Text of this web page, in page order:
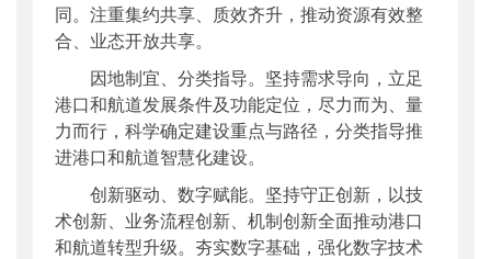
同。注重集约共享、质效齐升，推动资源有效整
合、业态开放共享。
因地制宜、分类指导。坚持需求导向，立足
港口和航道发展条件及功能定位，尽力而为、量
力而行，科学确定建设重点与路径，分类指导推
进港口和航道智慧化建设。
创新驱动、数字赋能。坚持守正创新，以技
术创新、业务流程创新、机制创新全面推动港口
和航道转型升级。夯实数字基础，强化数字技术